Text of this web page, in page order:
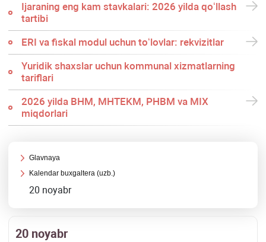
Ijaraning eng kam stavkalari: 2026 yilda qoʻllash
tartibi
ERI va fiskal modul uchun toʻlovlar: rekvizitlar
Yuridik shaхslar uchun kommunal хizmatlarning
tariflari
2026 yilda BHM, MHTEKM, PHBM va MIX
miqdorlari
Glavnaya
Kalendar buхgaltera (uzb.)
20 noyabr
20 noyabr